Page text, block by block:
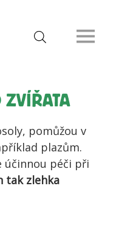
ZVÍŘATA
pomůžou v
plazům.
účinnou péči při
tak zlehka